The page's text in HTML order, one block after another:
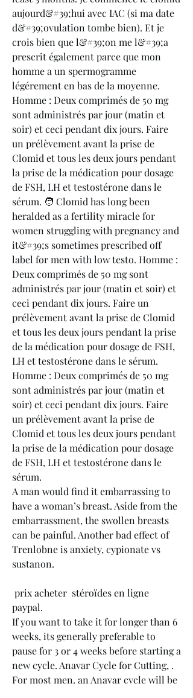
aujourd&#39;hui avec IAC (si ma date
d&#39;ovulation tombe bien). Et je
crois bien que l&#39;on me l&#39;a
prescrit également parce que mon
homme a un spermogramme
légérement en bas de la moyenne.
Homme : Deux comprimés de 50 mg
sont administrés par jour (matin et
soir) et ceci pendant dix jours. Faire
un prélèvement avant la prise de
Clomid et tous les deux jours pendant
la prise de la médication pour dosage
de FSH, LH et testostérone dans le
sérum. 🧑‍ Clomid has long been
heralded as a fertility miracle for
women struggling with pregnancy and
it&#39;s sometimes prescribed off
label for men with low testo. Homme :
Deux comprimés de 50 mg sont
administrés par jour (matin et soir) et
ceci pendant dix jours. Faire un
prélèvement avant la prise de Clomid
et tous les deux jours pendant la prise
de la médication pour dosage de FSH,
LH et testostérone dans le sérum.
Homme : Deux comprimés de 50 mg
sont administrés par jour (matin et
soir) et ceci pendant dix jours. Faire
un prélèvement avant la prise de
Clomid et tous les deux jours pendant
la prise de la médication pour dosage
de FSH, LH et testostérone dans le
sérum.
A man would find it embarrassing to
have a woman’s breast. Aside from the
embarrassment, the swollen breasts
can be painful. Another bad effect of
Trenlobne is anxiety, cypionate vs
sustanon.
paypal.
If you want to take it for longer than 6
weeks, its generally preferable to
pause for 3 or 4 weeks before starting a
new cycle. Anavar Cycle for Cutting, .
For most men, an Anavar cycle will be